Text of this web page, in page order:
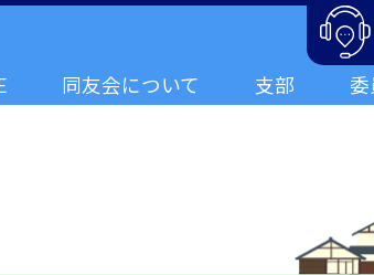
同友会について 支部 委